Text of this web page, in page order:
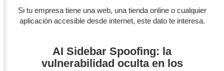
Si tu empresa tiene una web, una tienda online o cualquier
aplicación accesible desde internet, este dato te interesa.
AI Sidebar Spoofing: la
vulnerabilidad oculta en los